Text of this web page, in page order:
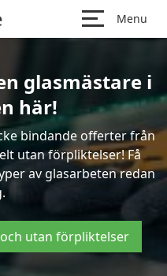
Menu
glasmästare i
här!
bindande offerter från
utan förpliktelser! Få
av glasarbeten redan
utan förpliktelser